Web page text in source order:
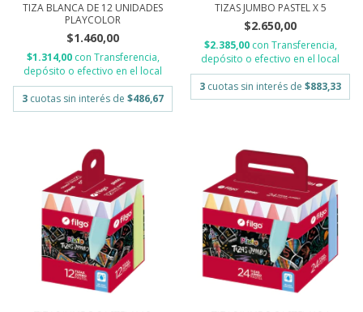
TIZA BLANCA DE 12 UNIDADES
PLAYCOLOR
$1.460,00
$1.314,00 con Transferencia,
depósito o efectivo en el local
3 cuotas sin interés de $486,67
TIZAS JUMBO PASTEL X 5
$2.650,00
$2.385,00 con Transferencia,
depósito o efectivo en el local
3 cuotas sin interés de $883,33